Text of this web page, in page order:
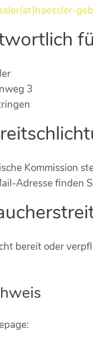
3
Kommission
Adresse finden
bereit oder